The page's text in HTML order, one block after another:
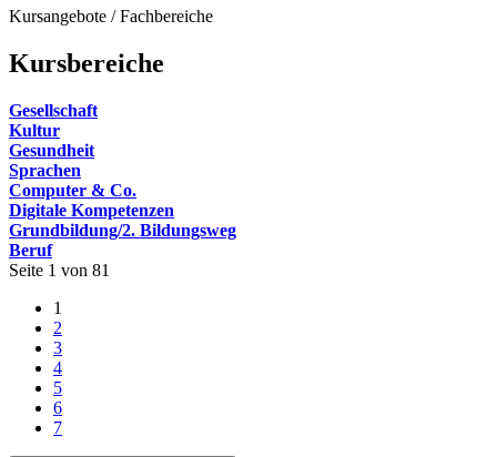
Kursangebote /Fachbereiche
Kursbereiche
Gesellschaft
Kultur
Gesundheit
Sprachen
Computer & Co.
Digitale Kompetenzen
Grundbildung/2. Bildungsweg
Beruf
Seite 1 von 81
1
2
3
4
5
6
7